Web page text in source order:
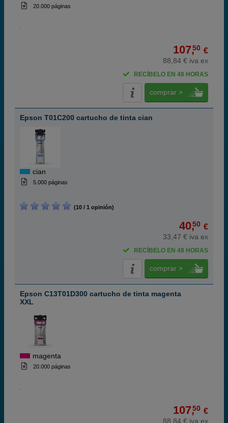
20.000 páginas
107,50 €
88,84 € iva ex
RECÍBELO EN 48 HORAS
comprar >
Epson T01C200 cartucho de tinta cian
cian
5.000 páginas
(10 / 1 opinión)
40,50 €
33,47 € iva ex
RECÍBELO EN 48 HORAS
comprar >
Epson C13T01D300 cartucho de tinta magenta
XXL
magenta
20.000 páginas
107,50 €
88,84 € iva ex